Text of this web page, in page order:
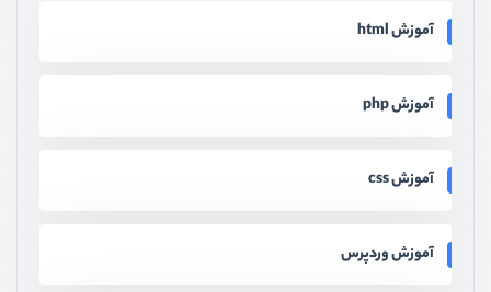
آموزش html
آموزش php
آموزش css
آموزش وردپرس